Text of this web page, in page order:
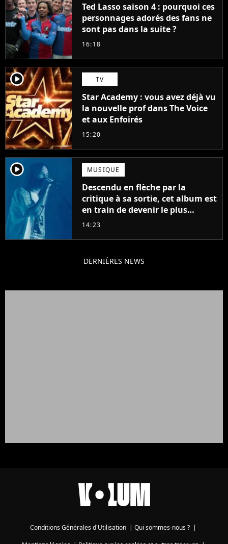
Ted Lasso saison 4 : pourquoi ces
personnages adorés des fans ne
sont pas dans la suite ?
16:18
player2 TV
Star Academy : vous avez déjà vu
la nouvelle prof dans The Voice
et aux Enfoirés
15:20
player2 MUSIQUE
Descendu en flèche par la
critique à sa sortie, cet album est
en train de devenir le plus
populaire de son auteur
14:23
DERNIÈRES NEWS
Conditions Générales d'Utilisation | Qui sommes-nous ? |